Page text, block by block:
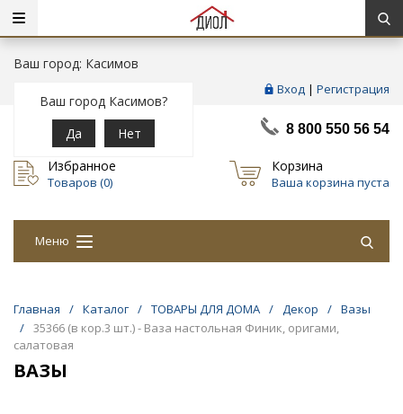
Ваш город: Касимов
Ваш город Касимов?
Да
Нет
Вход | Регистрация
8 800 550 56 54
Избранное
Товаров (0)
Корзина
Ваша корзина пуста
Меню
Главная / Каталог / ТОВАРЫ ДЛЯ ДОМА / Декор / Вазы
/ 35366 (в кор.3 шт.) - Ваза настольная Финик, оригами,
салатовая
ВАЗЫ